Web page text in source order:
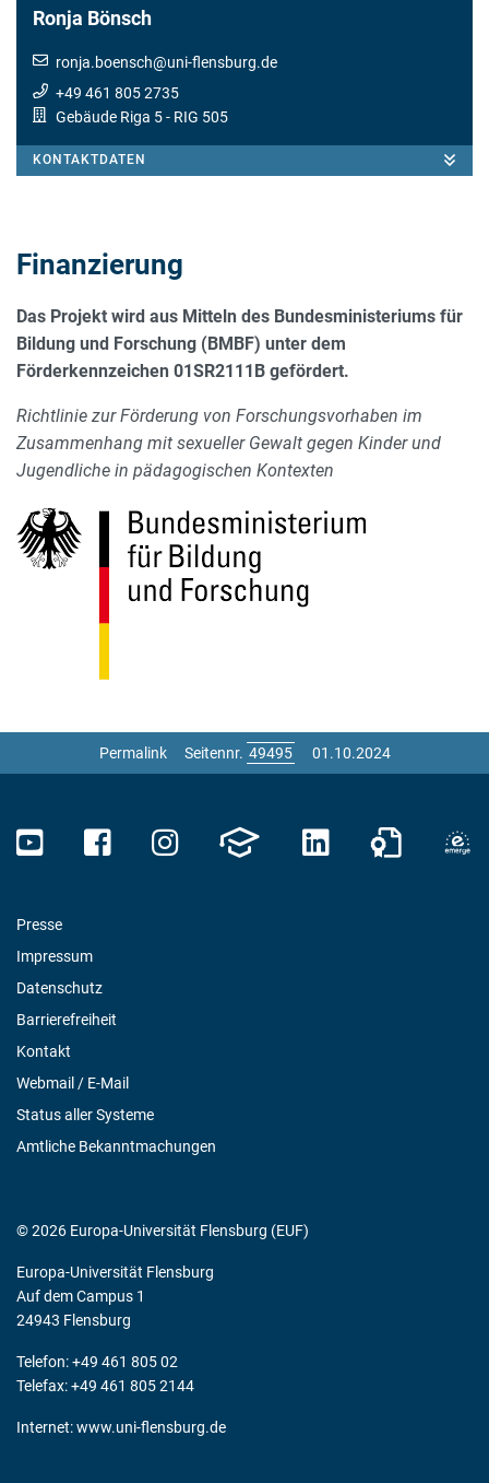
Ronja Bönsch
ronja.boensch@uni-flensburg.de
+49 461 805 2735
Gebäude Riga 5- RIG 505
KONTAKTDATEN
Finanzierung
Das Projekt wird aus Mitteln des Bundesministeriums für
Bildung und Forschung (BMBF) unter dem
Förderkennzeichen 01SR2111B gefördert.
Richtlinie zur Förderung von Forschungsvorhaben im
Zusammenhang mit sexueller Gewalt gegen Kinder und
Jugendliche in pädagogischen Kontexten
Permalink Seitennr. 01.10.2024
Presse
Impressum
Datenschutz
Barrierefreiheit
Kontakt
Webmail / E-Mail
Status aller Systeme
Amtliche Bekanntmachungen
© 2026 Europa-Universität Flensburg (EUF)
Europa-Universität Flensburg
Auf dem Campus 1
24943 Flensburg
Telefon: +49 461 805 02
Telefax: +49 461 805 2144
Internet:www.uni-flensburg.de